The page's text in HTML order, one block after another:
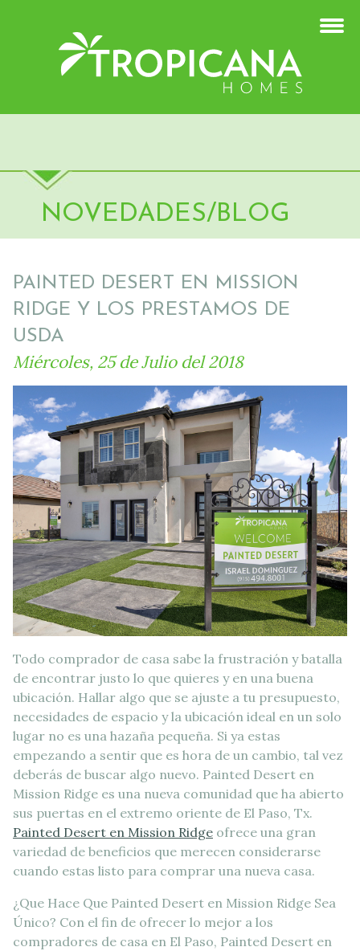
NOVEDADES/BLOG
PAINTED DESERT EN MISSION
RIDGE Y LOS PRESTAMOS DE
USDA
Miércoles, 25 de Julio del 2018
Todo comprador de casa sabe la frustración y batalla
de encontrar justo lo que quieres y en una buena
ubicación. Hallar algo que se ajuste a tu presupuesto,
necesidades de espacio y la ubicación ideal en un solo
lugar no es una hazaña pequeña. Si ya estas
empezando a sentir que es hora de un cambio, tal vez
deberás de buscar algo nuevo. Painted Desert en
Mission Ridge es una nueva comunidad que ha abierto
sus puertas en el extremo oriente de El Paso, Tx.
Painted Desert en Mission Ridge ofrece una gran
variedad de beneficios que merecen considerarse
cuando estas listo para comprar una nueva casa.
¿Que Hace Que Painted Desert en Mission Ridge Sea
Único? Con el fin de ofrecer lo mejor a los
compradores de casa en El Paso, Painted Desert en